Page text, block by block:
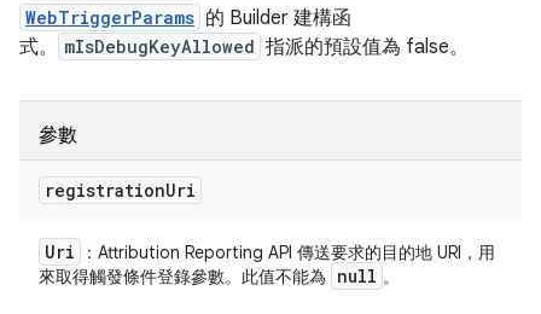
WebTriggerParams 的 Builder 建構函
式。
mIsDebugKeyAllowed 指派的預設值為 false。
參數
registrationUri
Uri
：Attribution Reporting API 傳送要求的目的地 URI，用
來取得觸發條件登錄參數。此值不能為
null 。